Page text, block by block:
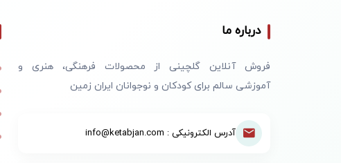
درباره ما
فروش آنلاین گلچینی از محصولات فرهنگی، هنری و
آموزشی سالم برای کودکان و نوجوانان ایران زمین
آدرس الکترونیکی : info@ketabjan.com